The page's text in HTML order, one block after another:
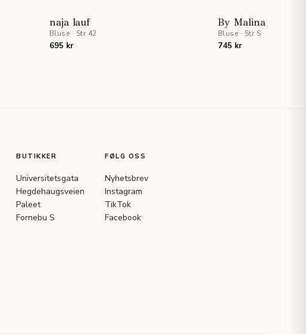
naja lauf
Bluse · Str 42
695 kr
By Malina
Bluse · Str S
745 kr
BUTIKKER
Universitetsgata
Hegdehaugsveien
Paleet
Fornebu S
FØLG OSS
Nyhetsbrev
Instagram
TikTok
Facebook